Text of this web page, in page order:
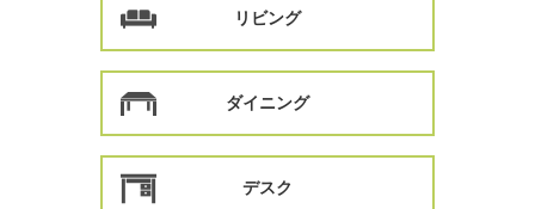
リビング
ダイニング
デスク